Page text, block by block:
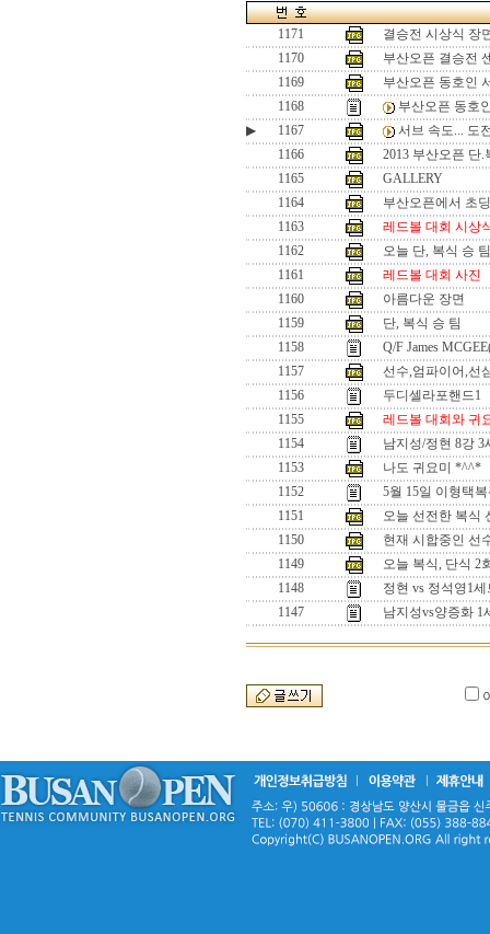
1171
결승전 시상식 장
1170
부산오픈 결승전
1169
부산오픈 동호인
1168
부산오픈 동호
▶
1167
서브 속도... 도
1166
2013 부산오픈 단
1165
GALLERY
1164
부산오픈에서 초
1163
레드볼 대회 시상
1162
오늘 단, 복식 승 팀
1161
레드볼 대회 사진
1160
아름다운 장면
1159
단, 복식 승 팀
1158
Q/F James
1157
선수,엄파이어,선
1156
두디셀라포핸드1
1155
레드볼 대회와 귀
1154
남지성/정현 8강 3
1153
나도 귀요미 *^^*
1152
5월 15일 이형택
1151
오늘 선전한 복식
1150
현재 시합중인 선
1149
오늘 복식, 단식 2
1148
정현 vs 정석영1
1147
남지성vs양증화 1